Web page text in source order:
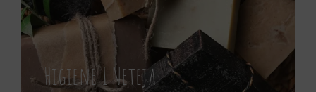
Higiene I Neteja